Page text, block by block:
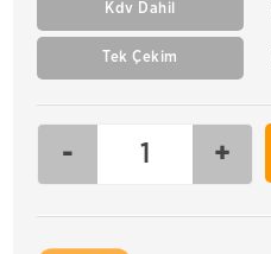
Kdv Dahil
Tek Çekim
- +